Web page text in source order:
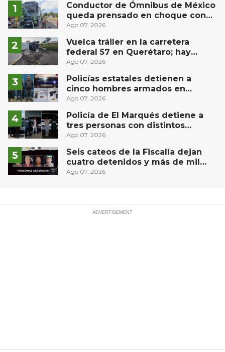
Conductor de Ómnibus de México
queda prensado en choque con
materialista en San Juan del Río
Ago 07, 2026
Vuelca tráiler en la carretera
federal 57 en Querétaro; hay
derrame de combustible
Ago 07, 2026
Policías estatales detienen a
cinco hombres armados en
Puebla capital
Ago 07, 2026
Policía de El Marqués detiene a
tres personas con distintos
narcóticos
Ago 07, 2026
Seis cateos de la Fiscalía dejan
cuatro detenidos y más de mil
dosis aseguradas en Querétaro
Ago 07, 2026